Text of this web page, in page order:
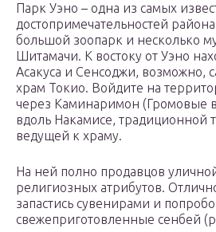
Парк Уэно – одна из самых
достопримечательностей
большой зоопарк и несколько
Шитамачи. К востоку от Уэно
Асакуса и Сенсоджи, возможно,
храм Токио. Войдите на
через Каминаримон (Громовые
вдоль Накамисе, традиционной
ведущей к храму.
На ней полно продавцов
религиозных атрибутов.
запастись сувенирами и
свежеприготовленные сенбей